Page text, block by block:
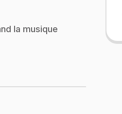
la musique